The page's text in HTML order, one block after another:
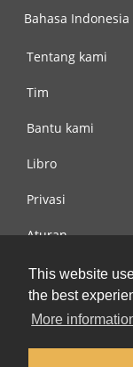
This website
the best
More
Bahasa Indonesia
Tentang kami
Tim
Bantu kami
Libro
Privasi
Aturan
Hubungi kami